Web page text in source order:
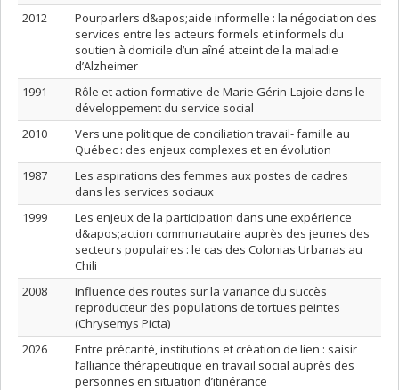
2012
Pourparlers d&apos;aide informelle : la négociation des
services entre les acteurs formels et informels du
soutien à domicile d’un aîné atteint de la maladie
d’Alzheimer
1991
Rôle et action formative de Marie Gérin-Lajoie dans le
développement du service social
2010
Vers une politique de conciliation travail- famille au
Québec : des enjeux complexes et en évolution
1987
Les aspirations des femmes aux postes de cadres
dans les services sociaux
1999
Les enjeux de la participation dans une expérience
d&apos;action communautaire auprès des jeunes des
secteurs populaires : le cas des Colonias Urbanas au
Chili
2008
Influence des routes sur la variance du succès
reproducteur des populations de tortues peintes
(Chrysemys Picta)
2026
Entre précarité, institutions et création de lien : saisir
l’alliance thérapeutique en travail social auprès des
personnes en situation d’itinérance